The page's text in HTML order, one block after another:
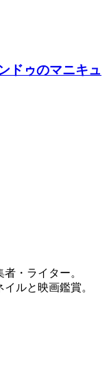
ドゥのマニキュ
・ライター。
ルと映画鑑賞。